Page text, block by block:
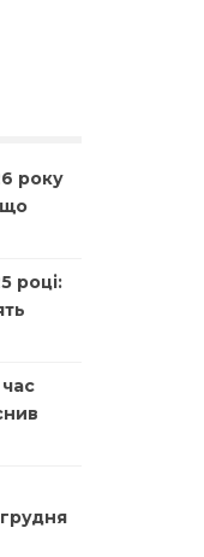
року
що
році: